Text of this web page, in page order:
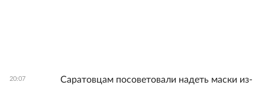
20:07
Саратовцам посоветовали надеть маски из-